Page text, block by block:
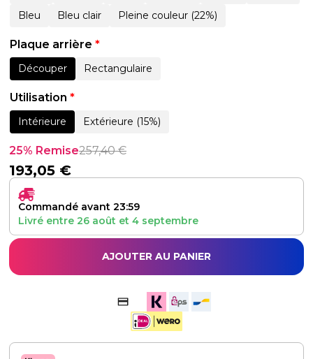
Bleu
Bleu clair Pleine couleur (22%)
Plaque arrière *
Découper Rectangulaire
Utilisation *
Intérieure Extérieure (15%)
25% Remise257,40€
193,05 €
Commandé avant 23:59
Livré entre 26 août et 4 septembre
AJOUTER AU PANIER